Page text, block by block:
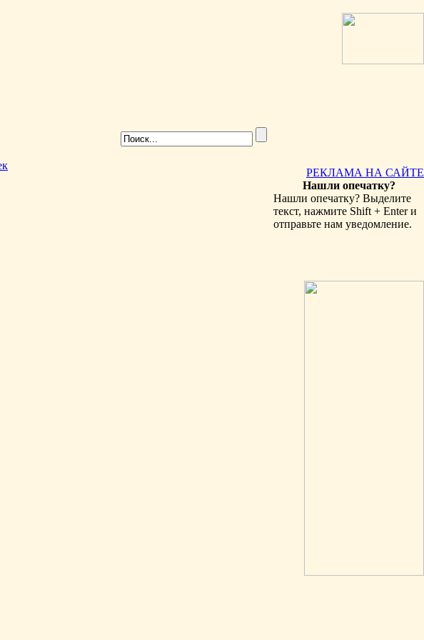
РЕКЛАМА НА САЙТЕ
Нашли опечатку?
Нашли опечатку? Выделите
текст, нажмите Shift + Enter и
отправьте нам уведомление.